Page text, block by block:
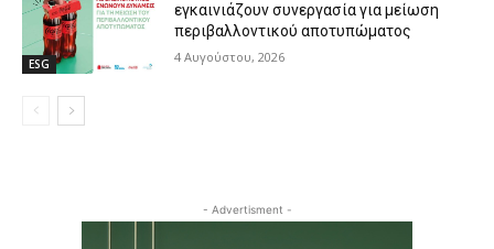
ESG
εγκαινιάζουν συνεργασία για μείωση
περιβαλλοντικού αποτυπώματος
4 Αυγούστου, 2026
- Advertisment -